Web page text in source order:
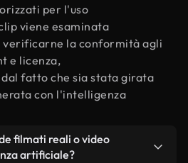
per l'uso
viene esaminata
verificarne la conformità agli
e licenza,
fatto che sia stata girata
con l'intelligenza
filmati reali o video
artificiale?